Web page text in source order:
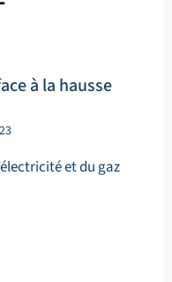
à la hausse
et du gaz